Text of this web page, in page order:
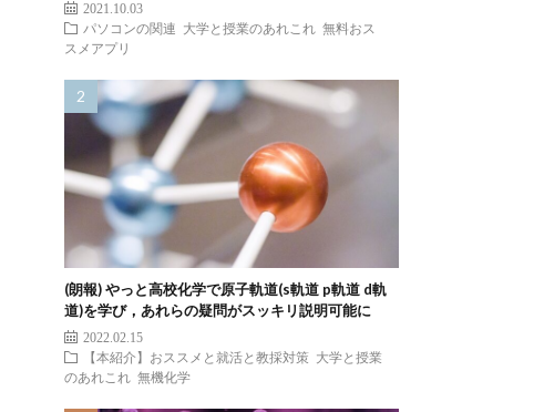
2021.10.03
パソコンの関連
大学と授業のあれこれ
無料おス
スメアプリ
(朗報) やっと高校化学で原子軌道(s軌道 p軌道 d軌
道)を学び，あれらの疑問がスッキリ説明可能に
2022.02.15
【本紹介】おススメと就活と教採対策
大学と授業
のあれこれ
無機化学